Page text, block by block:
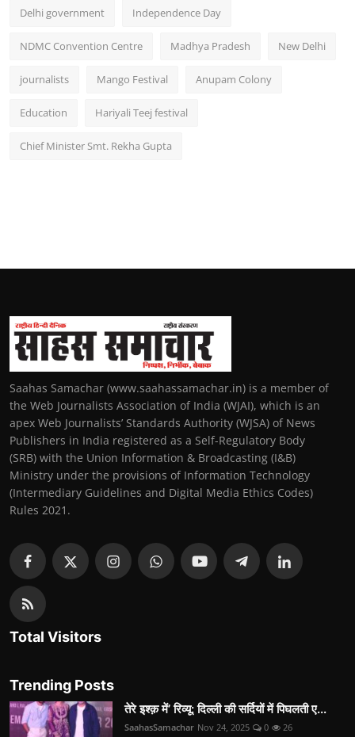
Delhi government Independence Day
NDMC Convention Centre Madhya Pradesh New Delhi
journalists Mango Festival Anupam Colony
Education Hariyali Teej festival
Chief Minister Smt. Rekha Gupta
Saahas Samachar (www.saahassamachar.in) is a member of
the Web Journalists Association of India (WJAI), which is an
apex Web Journalists’ Standards Authority (WJSA) of News
Publishers in India registered as a Self-Regulatory Body
(SRB) with the Union Information & Broadcasting (I&B)
Ministry under the provisions of Information Technology
(Intermediary Guidelines and Digital Media Ethics Codes)
Rules 2021.
Total Visitors
Trending Posts
तेरे इश्क़ में’ रिव्यू: दिल्ली की सर्दियों में पिघलती ए...
SaahasSamachar Nov 24, 2025 0 26